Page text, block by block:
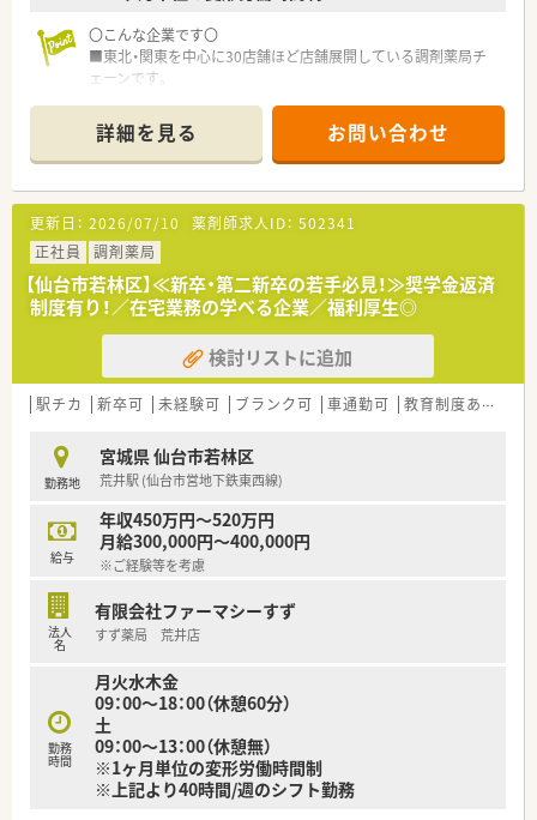
〇こんな企業です〇
■東北・関東を中心に30店舗ほど店舗展開している調剤薬局チ
ェーンです。
宅・施設どちらも幅広く展開してる企業です。
■新卒・中途採用、双方行っており、特に若手が活躍している薬局
の多い会社です。e-ラーニング会社負担はもちろん、研修体制も
充実している会社です。
■今後の薬剤師業界の先を見据え、国の求める薬局ビジョンに沿
う店舗運営・社内教育を行っています。
※対人業務へ特化し、調剤の機械化・システムの導入に積極的
で、ドクター・患者様・その他コメディカルと連携し地域医療を支
える薬局作りを行っています
■患者様のために！地域医療への貢献を目指しています
■風通しが良い社風で積極的に学べる、挑戦出来る環境の社風で
す。大手ほど厳しいハードルを設けず、手を挙げてくれる社員に
はまず任せてみることを大事にしている薬局です。
■夏季・年末年始休暇の他、結婚休暇などの休暇制度が充実して
〇こんな薬局です〇
■近隣の内科クリニックからの外来対応や、在宅への対応も今後
積極的に行っていく店舗です。
■仙台市内の多くの店舗で施設の処方を多く受けており、応援や
人事交流を通して薬剤師としての幅を広げつつ活躍出来る環境
があります。
≪業務内容≫
■今後新店の可能性もあるエリアで業務拡大に伴う増員の募集
舗マネジメントをしたい、在宅に深く関わっていきたいetc、あな
たのキャリアアップに繋がるプランを一緒に考え配置を進めま
す♪
■運転の伴う業務があるため、基本運転免許が必須になります。
■広く新卒、第二新卒の募集をしている薬局です。ご希望や適性
に応じ、面接後に実際の配属店舗を提案いたします。
詳細を見る お問い合わせ
更新日： 2026/07/10 薬剤師求人ID： 502341
正社員
調剤薬局
【仙台市若林区】≪新卒・第二新卒の若手必見！≫奨学金返済
制度有り！／在宅業務の学べる企業／福利厚生◎
検討リストに追加
駅チカ 新卒可 未経験可 ブランク可 車通勤可 教育制度あり
勤務地
宮城県 仙台市若林区
荒井駅 (仙台市営地下鉄東西線)
給与
年収450万円～520万円
月給300,000円～400,000円
※ご経験等を考慮
法人
名
有限会社ファーマシーすず
すず薬局 荒井店
勤務
時間
月火水木金
09：00～18：00（休憩60分）
土
09：00～13：00（休憩無）
※1ヶ月単位の変形労働時間制
※上記より40時間/週のシフト勤務